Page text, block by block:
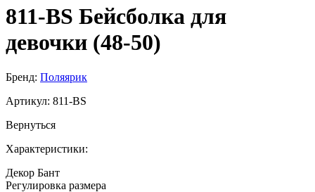
811-BS Бейсболка для
девочки (48-50)
Бренд: Поляярик
Артикул: 811-BS
Вернуться
Характеристики:
Декор Бант
Регулировка размера